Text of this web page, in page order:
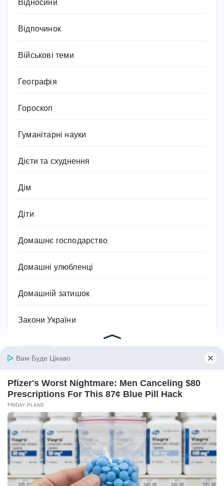
Відносини
Відпочинок
Військові теми
Географія
Гороскоп
Гуманітарні науки
Дієти та схуднення
Дім
Діти
Домашнє господарство
Домашні улюбленці
Домашній затишок
Закони України
Історія
Їжа та кулінарія
Квіти
Космос